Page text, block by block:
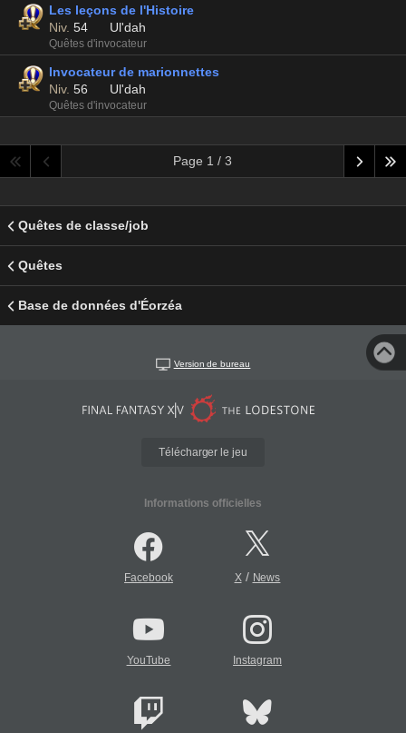
Les leçons de l'Histoire
Niv. 54 Ul'dah
Quêtes d'invocateur
Invocateur de marionnettes
Niv. 56 Ul'dah
Quêtes d'invocateur
Page 1 / 3
Quêtes de classe/job
Quêtes
Base de données d'Éorzéa
Version de bureau
Télécharger le jeu
Informations officielles
Facebook X/ News
YouTube Instagram